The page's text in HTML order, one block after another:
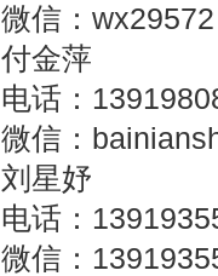
微信：wx29572
付金萍
电话：
微信：
刘星妤
电话：
微信：